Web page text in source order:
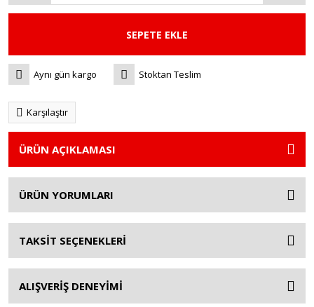
SEPETE EKLE
Aynı gün kargo Stoktan Teslim
Karşılaştır
ÜRÜN AÇIKLAMASI
ÜRÜN YORUMLARI
TAKSİT SEÇENEKLERİ
ALIŞVERİŞ DENEYİMİ